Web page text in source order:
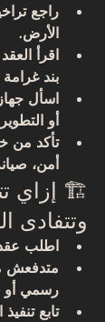
راجع
الأرض.
اقرأ
بند غرامة
اسأل
أو
تأكد من
أمن،
🏗️ إزاي
وتتفادى
اطلب
متدفعش
رسمي
تابع